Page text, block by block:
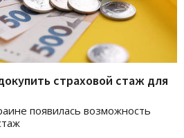
страховой стаж для
появилась возможность